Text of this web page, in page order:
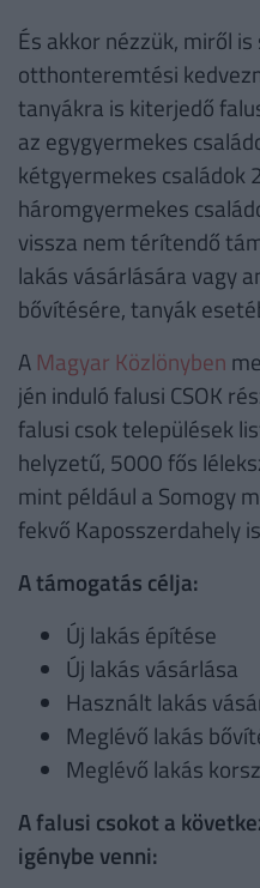
És akkor nézzük, miről
otthonteremtési
tanyákra is kiterjedő
az egygyermekes
kétgyermekes családok
háromgyermekes
vissza nem térítendő
lakás vásárlására vagy
bővítésére, tanyák
A Magyar Közlönyben
jén induló falusi CSOK
falusi csok települések
helyzetű, 5000 fős
mint például a Somogy
fekvő Kaposszerdahely
A támogatás célja:
Új lakás építése
Új lakás vásárlása
Használt lakás
Meglévő lakás
Meglévő lakás
A falusi csokot a
igénybe venni: